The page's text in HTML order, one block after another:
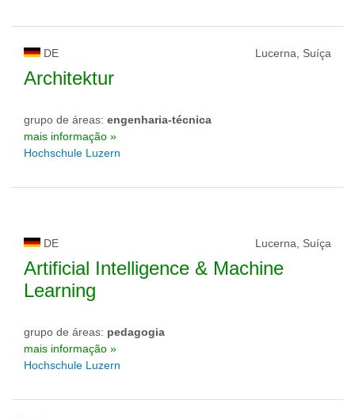
DE Lucerna, Suíça
Architektur
grupo de áreas: engenharia-técnica
mais informação »
Hochschule Luzern
DE Lucerna, Suíça
Artificial Intelligence & Machine
Learning
grupo de áreas: pedagogia
mais informação »
Hochschule Luzern